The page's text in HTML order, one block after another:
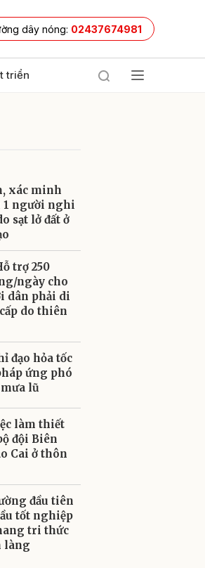
dây nóng: 02437674981
triển
xác minh
người nghi
sạt lở đất ở
trợ 250
ngày cho
dân phải di
do thiên
đạo hỏa tốc
ứng phó
lũ
làm thiết
đội Biên
Cai ở thôn
đầu tiên
tốt nghiệp
tri thức
làng